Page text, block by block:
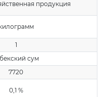
продукция
1
сум
7720
0,1 %